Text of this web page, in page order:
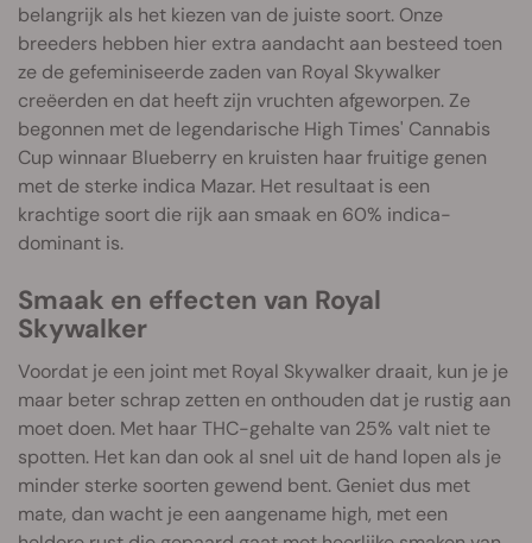
belangrijk als het kiezen van de juiste soort. Onze
breeders hebben hier extra aandacht aan besteed toen
ze de gefeminiseerde zaden van Royal Skywalker
creëerden en dat heeft zijn vruchten afgeworpen. Ze
begonnen met de legendarische High Times' Cannabis
Cup winnaar Blueberry en kruisten haar fruitige genen
met de sterke indica Mazar. Het resultaat is een
krachtige soort die rijk aan smaak en 60% indica-
dominant is.
Smaak en effecten van Royal
Skywalker
Voordat je een joint met Royal Skywalker draait, kun je je
maar beter schrap zetten en onthouden dat je rustig aan
moet doen. Met haar THC-gehalte van 25% valt niet te
spotten. Het kan dan ook al snel uit de hand lopen als je
minder sterke soorten gewend bent. Geniet dus met
mate, dan wacht je een aangename high, met een